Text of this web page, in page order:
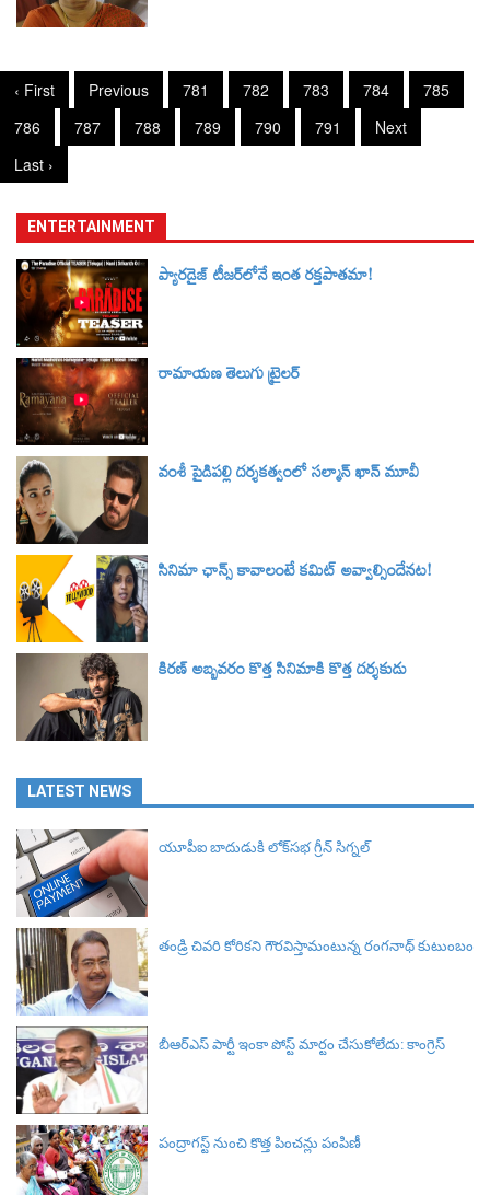
‹ First Previous 781 782 783 784
785
786
787 788 789 790 791
Next
Last ›
ENTERTAINMENT
ప్యారడైజ్ టీజర్‌లోనే ఇంత రక్తపాతమా!
రామాయణ తెలుగు ట్రైలర్‌
వంశీ పైడిపల్లి దర్శకత్వంలో సల్మాన్ ఖాన్ మూవీ
సినిమా ఛాన్స్ కావాలంటే కమిట్ అవ్వాల్సిందేనట!
కిరణ్ అబ్బవరం కొత్త సినిమాకి కొత్త దర్శకుడు
LATEST NEWS
యూపీఐ బాదుడుకి లోక్‌సభ గ్రీన్ సిగ్నల్‌
తండ్రి చివరి కోరికని గౌరవిస్తామంటున్న రంగనాథ్ కుటుంబం
బీఆర్ఎస్‌ పార్టీ ఇంకా పోస్ట్ మార్టం చేసుకోలేదు: కాంగ్రెస్‌
పంద్రాగస్ట్ నుంచి కొత్త పించన్లు పంపిణీ